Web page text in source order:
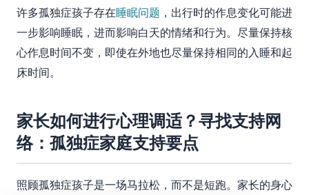
许多孤独症孩子存在睡眠问题 ，出行时的作息变化可能进
一步影响睡眠，进而影响白天的情绪和行为。尽量保持核
心作息时间不变，即使在外地也尽量保持相同的入睡和起
床时间。
家长如何进行心理调适？寻找支持网
络：孤独症家庭支持要点
照顾孤独症孩子是一场马拉松，而不是短跑。家长的身心